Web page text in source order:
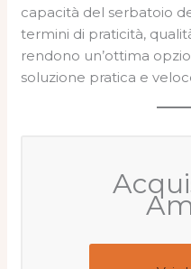
capacità del serbatoio
termini di praticità,
rendono un’ottima
soluzione pratica e